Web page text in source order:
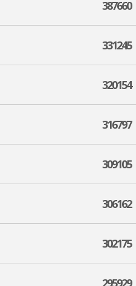
387660
331245
320154
316797
309105
306162
302175
295929